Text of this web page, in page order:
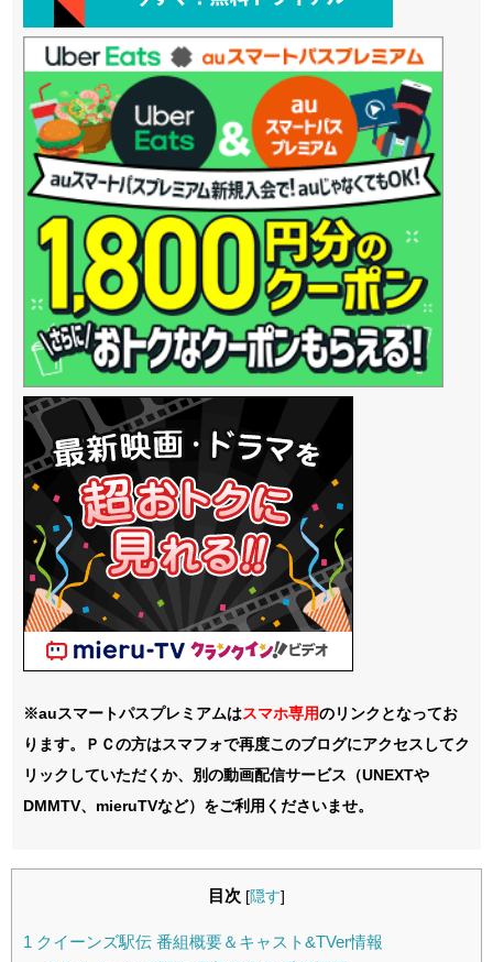
※auスマートパスプレミアムはスマホ専用のリンクとなってお
ります。ＰＣの方はスマフォで再度このブログにアクセスしてク
リックしていただくか、別の動画配信サービス（UNEXTや
DMMTV、mieruTVなど）をご利用くださいませ。
目次 [隠す]
1 クイーンズ駅伝 番組概要＆キャスト&TVer情報